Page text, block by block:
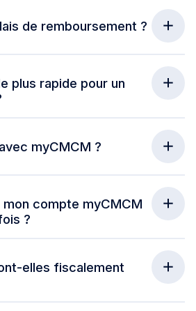
de remboursement ?
plus rapide pour un
myCMCM ?
compte myCMCM
?
elles fiscalement